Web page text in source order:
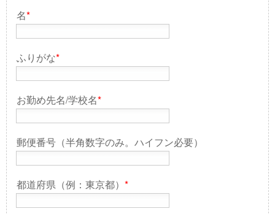
名*
ふりがな*
お勤め先名/学校名*
郵便番号（半角数字のみ。ハイフン必要）
都道府県（例：東京都） *